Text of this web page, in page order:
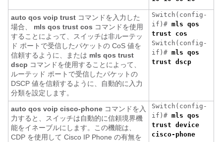
auto qos voip trust コマンドを入力した
場合、
mls qos trust cos コマンドを使用
することによって、スイッチは非ルーテッ
ド ポートで受信したパケットの CoS 値を
信頼するように、または mls qos trust
dscp コマンドを使用することによって、
ルーテッド ポートで受信したパケットの
DSCP 値を信頼するように、自動的に入力
分類を設定します。
Switch(config-
if)# mls qos
trust cos
Switch(config-
if)# mls qos
trust dscp
auto qos voip cisco-phone コマンドを入
力すると、スイッチは自動的に信頼境界機
能をイネーブルにします。この機能は、
CDP を使用して Cisco IP Phone の有無を
Switch(config-
if)# mls qos
trust device
cisco-phone